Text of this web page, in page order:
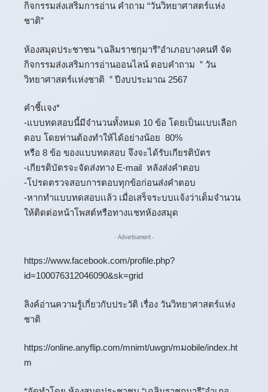
กิจกรรมส่งเสริมการอ่าน คำถาม “วันวิทยาศาสตร์แห่ง
ชาติ”
ห้องสมุดประชาชน “เฉลิมราชกุมารี”อำเภอบางคนที จัด
กิจกรรมส่งเสริมการอ่านออนไลน์ ตอบคำถาม ” วัน
วิทยาศาสตร์แห่งชาติ ” ปีงบประมาณ 2567
คำชี้เเจง*
-แบบทดสอบนี้มีจำนวนทั้งหมด 10 ข้อ โดยเป็นแบบเลือก
ตอบ โดยท่านต้องทำให้ได้อย่างน้อย 80%
หรือ 8 ข้อ ของแบบทดสอบ จึงจะได้รับเกียรติบัตร
-เกียรติบัตรจะจัดส่งทาง E-mail หลังส่งคำตอบ
-โปรดตรวจสอบการตอบทุกข้อก่อนส่งคำตอบ
-หากทำแบบทดสอบเเล้ว เมื่อเสร็จระบบเเจ้งว่าเต็มจำนวน
ให้ติดต่อหน้าโพสต์หรือทางแชทห้องสมุด
- Advertisement -
https://www.facebook.com/profile.php?
id=100076312046090&sk=grid
ลิงค์อ่านความรู้เกี่ยวกับประวัติ เรื่อง วันวิทยาศาสตร์แห่ง
ชาติ
https://online.anyflip.com/mnimt/uwgn/mมobile/index.ht
m